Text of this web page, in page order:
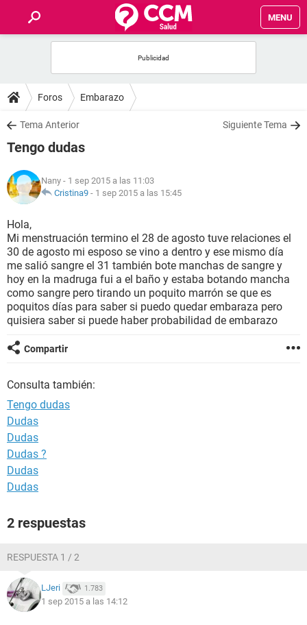
MENU
FOROS
SALUD
FAMILIA
NUTRICIÓN
BIENESTAR
SEXUALIDAD
GLOSARIO
Foros Embarazo
Tema Anterior Siguiente Tema
Tengo dudas
Nany - 1 sep 2015 a las 11:03
Cristina9 - 1 sep 2015 a las 15:45
Hola,
Mi menstruación termino el 28 de agosto tuve relaciones el
30 de agosto mi esposo se vino a dentro y ese mismo día
me salió sangre el 31 también bote manchas de sangre y
hoy en la madruga fui a el baño y estaba botando mancha
como sangre pero tirando un poquito marrón se que es
poquitos días para saber si puedo quedar embaraza pero
quisiera saber si puede haber probabilidad de embarazo
Compartir
Consulta también:
Tengo dudas
Dudas
Dudas
Dudas ?
Dudas
Dudas
2 respuestas
RESPUESTA 1 / 2
LJeri 1.783
1 sep 2015 a las 14:12